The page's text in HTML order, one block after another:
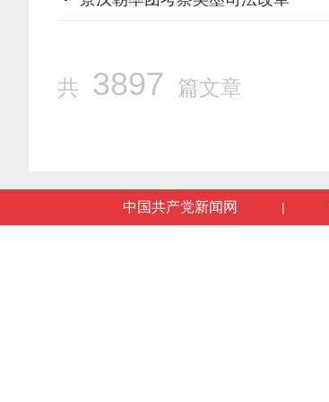
共 3897 篇文章
中国共产党新闻网 |